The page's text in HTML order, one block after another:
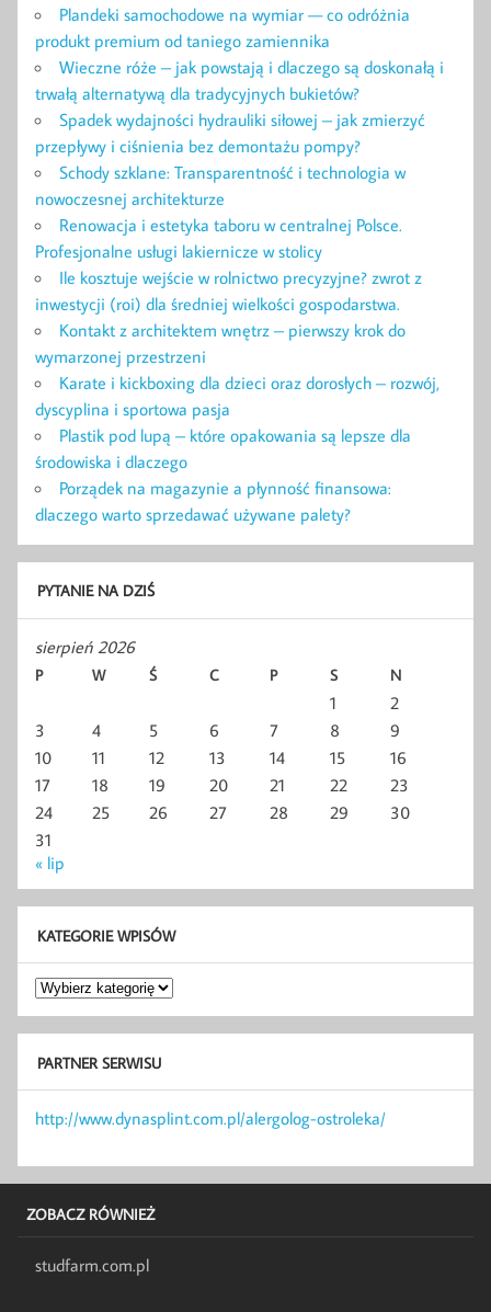
Plandeki samochodowe na wymiar — co odróżnia
produkt premium od taniego zamiennika
Wieczne róże – jak powstają i dlaczego są doskonałą i
trwałą alternatywą dla tradycyjnych bukietów?
Spadek wydajności hydrauliki siłowej – jak zmierzyć
przepływy i ciśnienia bez demontażu pompy?
Schody szklane: Transparentność i technologia w
nowoczesnej architekturze
Renowacja i estetyka taboru w centralnej Polsce.
Profesjonalne usługi lakiernicze w stolicy
Ile kosztuje wejście w rolnictwo precyzyjne? zwrot z
inwestycji (roi) dla średniej wielkości gospodarstwa.
Kontakt z architektem wnętrz – pierwszy krok do
wymarzonej przestrzeni
Karate i kickboxing dla dzieci oraz dorosłych – rozwój,
dyscyplina i sportowa pasja
Plastik pod lupą – które opakowania są lepsze dla
środowiska i dlaczego
Porządek na magazynie a płynność finansowa:
dlaczego warto sprzedawać używane palety?
PYTANIE NA DZIŚ
sierpień 2026
P W Ś C P S N
1
2
3
4 5 6 7 8
9
10
11 12 13 14 15
16
17
18 19 20 21 22
23
24
25 26 27 28 29
30
31
« lip
KATEGORIE WPISÓW
Kategorie
wpisów
PARTNER SERWISU
http://www.dynasplint.com.pl/alergolog-ostroleka/
ZOBACZ RÓWNIEŻ
studfarm.com.pl